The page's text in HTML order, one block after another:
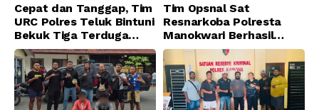
Cepat dan Tanggap, Tim
URC Polres Teluk Bintuni
Bekuk Tiga Terduga
Pelaku Pencurian di SMA
Sanawesen
Tim Opsnal Sat
Resnarkoba Polresta
Manokwari Berhasil
Ungkap Kasus Tindak
Pidana Narkotika
Golongan I Jenis Shabu
di SP 4 Distrik Prafi kab.
Manokwari